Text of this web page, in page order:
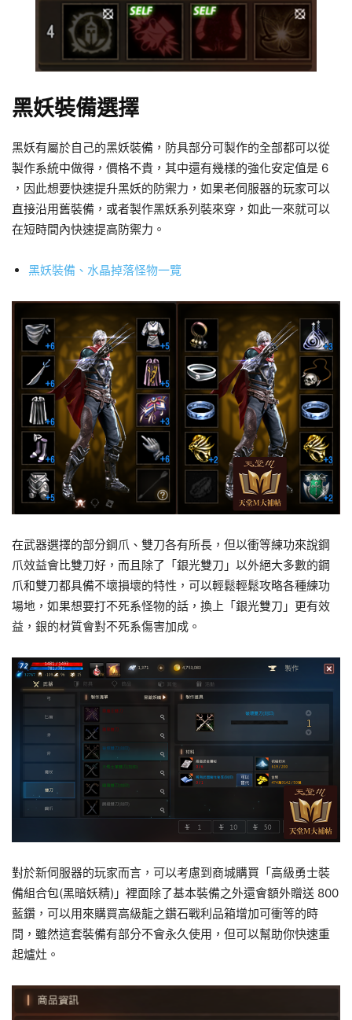
黑妖裝備選擇
黑妖有屬於自己的黑妖裝備，防具部分可製作的全部都可以從
製作系統中做得，價格不貴，其中還有幾樣的強化安定值是 6
，因此想要快速提升黑妖的防禦力，如果老伺服器的玩家可以
直接沿用舊裝備，或者製作黑妖系列裝來穿，如此一來就可以
在短時間內快速提高防禦力。
黑妖裝備、水晶掉落怪物一覽
在武器選擇的部分鋼爪、雙刀各有所長，但以衝等練功來說鋼
爪效益會比雙刀好，而且除了「銀光雙刀」以外絕大多數的鋼
爪和雙刀都具備不壞損壞的特性，可以輕鬆輕鬆攻略各種練功
場地，如果想要打不死系怪物的話，換上「銀光雙刀」更有效
益，銀的材質會對不死系傷害加成。
對於新伺服器的玩家而言，可以考慮到商城購買「高級勇士裝
備組合包(黑暗妖精)」裡面除了基本裝備之外還會額外贈送 800
藍鑽，可以用來購買高級龍之鑽石戰利品箱增加可衝等的時
間，雖然這套裝備有部分不會永久使用，但可以幫助你快速重
起爐灶。